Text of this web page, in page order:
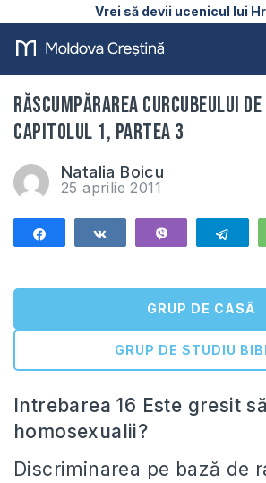
Vrei să devii ucenicul lui
Răscumpărarea curcubeului
capitolul 1, partea 3
Natalia Boicu
25 aprilie 2011
GRUP DE CASĂ
GRUP DE STUDIU
Intrebarea 16 Este gresit
homosexualii?
Discriminarea pe bază de